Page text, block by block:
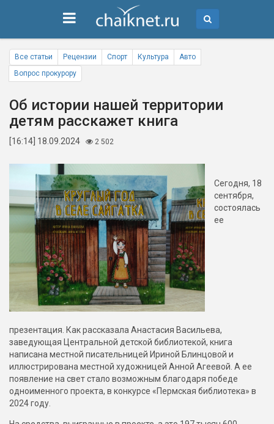
Все статьи Рецензии Спорт Культура
Авто
Вопрос прокурору
Об истории нашей территории
детям расскажет книга
[16:14] 18.09.2024 2 502
Сегодня, 18
сентября,
состоялась
ее
презентация. Как рассказала Анастасия Васильева,
заведующая Центральной детской библиотекой, книга
написана местной писательницей Ириной Блинцовой и
иллюстрирована местной художницей Анной Агеевой. А ее
появление на свет стало возможным благодаря победе
одноименного проекта, в конкурсе «Пермская библиотека» в
2024 году.